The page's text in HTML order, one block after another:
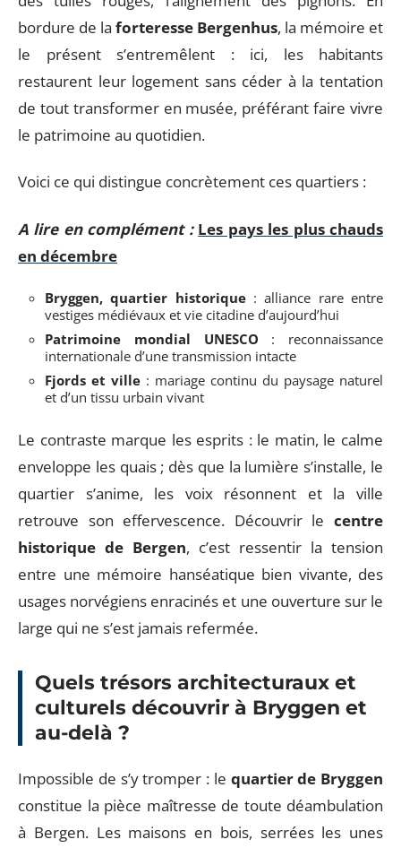
bordure de la forteresse Bergenhus, la mémoire et
le présent s’entremêlent : ici, les habitants
restaurent leur logement sans céder à la tentation
de tout transformer en musée, préférant faire vivre
le patrimoine au quotidien.
Voici ce qui distingue concrètement ces quartiers :
A lire en complément : Les pays les plus chauds
en décembre
Bryggen, quartier historique: alliance rare entre
vestiges médiévaux et vie citadine d’aujourd’hui
Patrimoine mondial UNESCO : reconnaissance
internationale d’une transmission intacte
Fjords et ville : mariage continu du paysage naturel
et d’un tissu urbain vivant
Le contraste marque les esprits : le matin, le calme
enveloppe les quais ; dès que la lumière s’installe, le
quartier s’anime, les voix résonnent et la ville
retrouve son effervescence. Découvrir le centre
historique de Bergen, c’est ressentir la tension
entre une mémoire hanséatique bien vivante, des
usages norvégiens enracinés et une ouverture sur le
large qui ne s’est jamais refermée.
Quels trésors architecturaux et
culturels découvrir à Bryggen et
au-delà ?
Impossible de s’y tromper : le quartier de Bryggen
constitue la pièce maîtresse de toute déambulation
à Bergen. Les maisons en bois, serrées les unes